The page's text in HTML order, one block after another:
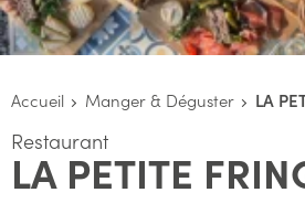
Accueil Manger & Déguster LA
Restaurant
LA PETITE